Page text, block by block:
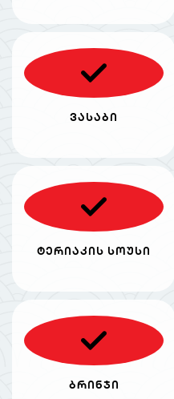
ვასაბი
ტერიაკის სოუსი
ბრინჯი